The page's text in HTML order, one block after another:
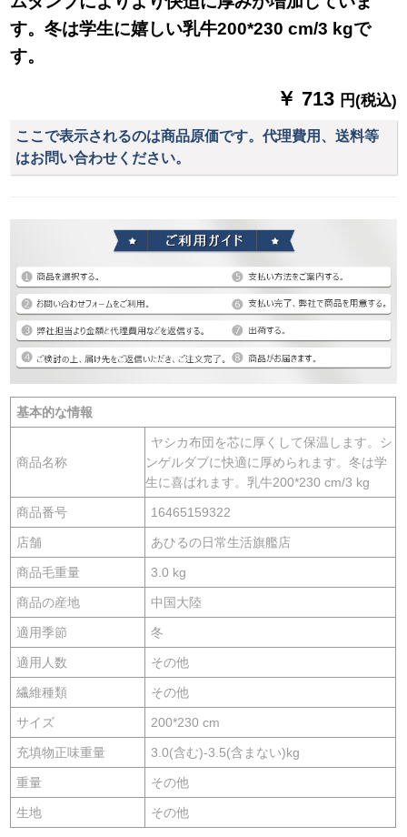
す。冬は学生に嬉しい乳牛200*230 cm/3 kgで
す。
￥ 713 円(税込)
ここで表示されるのは商品原価です。代理費用、送料等
はお問い合わせください。
基本的な情報
商品名称
ヤシカ布団を芯に厚くして保温します。シ
ンゲルダブに快適に厚められます。冬は学
生に喜ばれます。乳牛200*230 cm/3 kg
商品番号 16465159322
店舗 あひるの日常生活旗艦店
商品毛重量 3.0 kg
商品の産地 中国大陸
適用季節 冬
適用人数 その他
繊維種類 その他
サイズ 200*230 cm
充填物正味重量 3.0(含む)-3.5(含まない)kg
重量 その他
生地 その他